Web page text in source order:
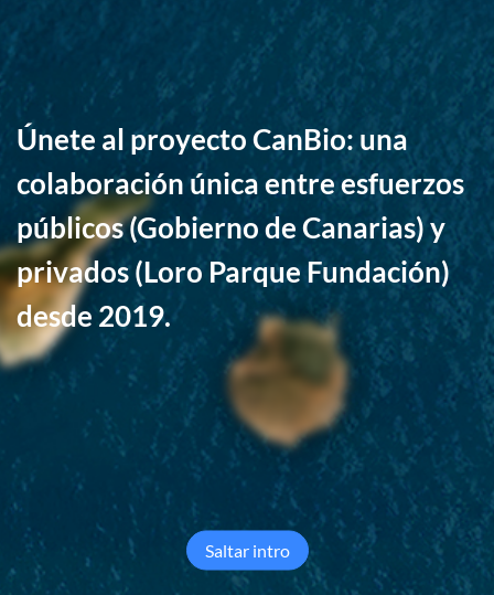
Saltar intro
Únete al proyectoCanBio: una
colaboraciónúnicaentreesfuerzos
públicos(GobiernodeCanarias)y
privados(LoroParqueFundación)
desde 2019.